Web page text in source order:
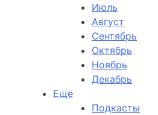
Июль
Август
Сентябрь
Октябрь
Ноябрь
Декабрь
Еще
Подкасты